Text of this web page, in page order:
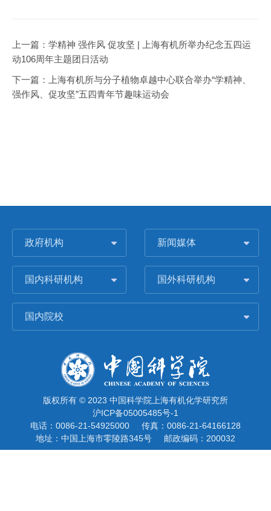
上一篇： 学精神 强作风 促攻坚 | 上海有机所举办纪念五四运
动106周年主题团日活动
下一篇：
上海有机所与分子植物卓越中心联合举办“学精神、
强作风、促攻坚”五四青年节趣味运动会
政府机构 新闻媒体
国内科研机构 国外科研机构
国内院校
版权所有 © 2023 中国科学院上海有机化学研究所
沪ICP备05005485号-1
电话：0086-21-54925000
传真：0086-21-64166128
地址：中国上海市零陵路345号
邮政编码：200032